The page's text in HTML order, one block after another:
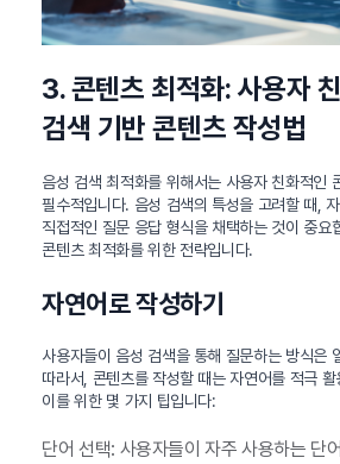
3. 콘텐츠 최적화: 사용자
검색 기반 콘텐츠 작성법
음성 검색 최적화를 위해서는 사용자 친화적인
필수적입니다. 음성 검색의 특성을 고려할 때,
직접적인 질문 응답 형식을 채택하는 것이 중요
콘텐츠 최적화를 위한 전략입니다.
자연어로 작성하기
사용자들이 음성 검색을 통해 질문하는 방식은
따라서, 콘텐츠를 작성할 때는 자연어를 적극
이를 위한 몇 가지 팁입니다:
단어 선택: 사용자들이 자주 사용하는 단